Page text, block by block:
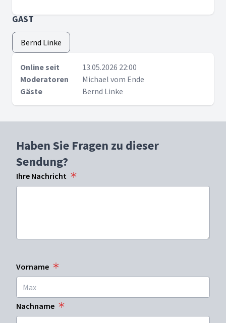
GAST
Bernd Linke
Online seit
13.05.2026 22:00
Moderatoren
Michael vom Ende
Gäste
Bernd Linke
Haben Sie Fragen zu dieser
Sendung?
Ihre Nachricht
Vorname
Nachname